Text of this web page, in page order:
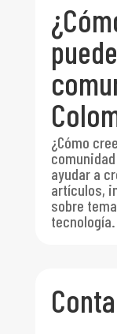
¿Cómo
ayudar a
artículos,
sobre
tecnología.